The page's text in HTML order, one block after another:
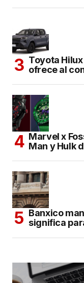
Toyota
ofrece al
Marvel x
Man y Hulk
Banxico
significa